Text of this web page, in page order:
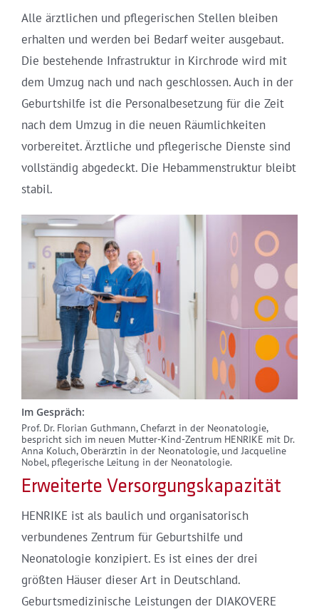
Alle ärztlichen und pflegerischen Stellen bleiben
erhalten und werden bei Bedarf weiter ausgebaut.
Die bestehende Infrastruktur in Kirchrode wird mit
dem Umzug nach und nach geschlossen. Auch in der
Geburtshilfe ist die Personalbesetzung für die Zeit
nach dem Umzug in die neuen Räumlichkeiten
vorbereitet. Ärztliche und pflegerische Dienste sind
vollständig abgedeckt. Die Hebammenstruktur bleibt
stabil.
Im Gespräch:
Prof. Dr. Florian Guthmann, Chefarzt in der Neonatologie,
bespricht sich im neuen Mutter-Kind-Zentrum HENRIKE mit Dr.
Anna Koluch, Oberärztin in der Neonatologie, und Jacqueline
Nobel, pflegerische Leitung in der Neonatologie.
Erweiterte Versorgungskapazität
HENRIKE ist als baulich und organisatorisch
verbundenes Zentrum für Geburtshilfe und
Neonatologie konzipiert. Es ist eines der drei
größten Häuser dieser Art in Deutschland.
Geburtsmedizinische Leistungen der DIAKOVERE